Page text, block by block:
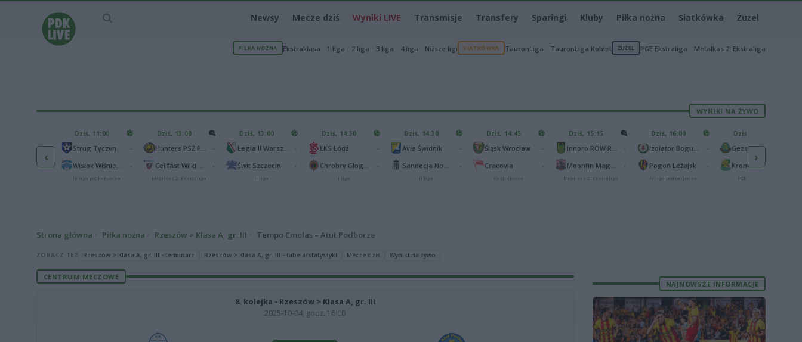
Newsy Mecze dziś Wyniki LIVE Transmisje Transfery Sparingi Kluby Piłka nożna Siatkówka Żużel
PIŁKA NOŻNA Ekstraklasa 1 liga 2 liga 3 liga 4 liga Niższe ligi SIATKÓWKA TauronLiga TauronLiga Kobiet ŻUŻEL PGE Ekstraliga Metalkas 2. Ekstraliga
WYNIKI NA ŻYWO
‹
Podbeskidzie Bielsko-Biała2
Gdańsk 2
Dziś, 11:00
Strug Tyczyn
IV liga podkarpacka
Dziś, 13:00
Metalkas 2. Ekstraliga
Dziś, 13:00
Świt Szczecin
II liga
Dziś, 14:30
ŁKS Łódź
I liga
Dziś, 14:30
Avia Świdnik
II liga
Dziś, 14:45
Śląsk Wrocław
Cracovia
Ekstraklasa
Dziś, 15:15
Metalkas 2. Ekstraliga
Dziś, 16:00
Pogoń Leżajsk
IV liga podkarpacka
Dziś, 17:00
PGE Ekstraliga
›
Strona główna Piłka nożna Rzeszów > Klasa A, gr. III Tempo Cmolas – Atut Podborze
ZOBACZ TEŻ Rzeszów > Klasa A, gr. III - terminarz Rzeszów > Klasa A, gr. III - tabela/statystyki Mecze dziś Wyniki na żywo
CENTRUM MECZOWE
8. kolejka - Rzeszów > Klasa A, gr. III
2025-10-04, godz. 16:00
NAJNOWSZE INFORMACJE